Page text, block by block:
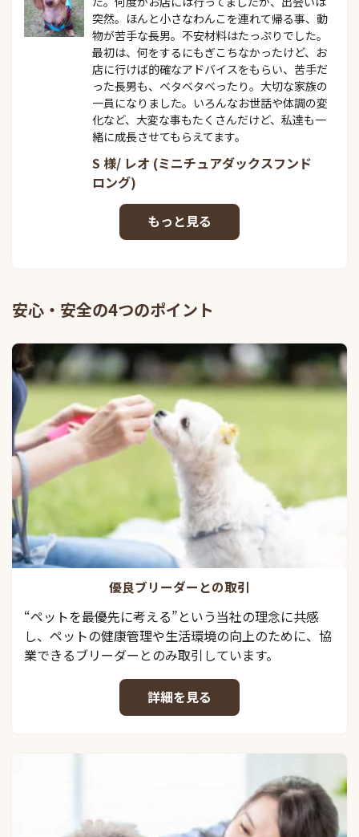
突然。ほんと小さなわんこを連れて帰る事、動
物が苦手な長男。不安材料はたっぷりでした。
最初は、何をするにもぎこちなかったけど、お
店に行けば的確なアドバイスをもらい、苦手だ
った長男も、ベタベタべったり。大切な家族の
一員になりました。いろんなお世話や体調の変
化など、大変な事もたくさんだけど、私達も一
緒に成長させてもらえてます。
S 様/ レオ (ミニチュアダックスフンド
ロング)
安心・安全の4つのポイント
優良ブリーダーとの取引
“ペットを最優先に考える”という当社の理念に共感
し、ペットの健康管理や生活環境の向上のために、協
業できるブリーダーとのみ取引しています。
詳細を見る